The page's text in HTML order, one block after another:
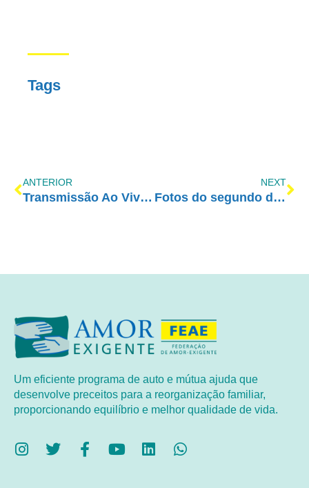
Tags
ANTERIOR
Transmissão Ao Vivo – Congresso AE 2017
NEXT
Fotos do segundo dia do Congresso AE
Um eficiente programa de auto e mútua ajuda que
desenvolve preceitos para a reorganização familiar,
proporcionando equilíbrio e melhor qualidade de vida.